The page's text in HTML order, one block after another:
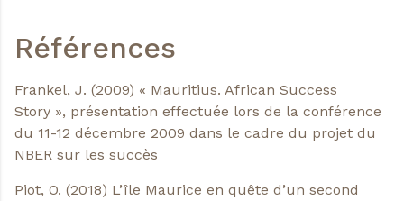
Références
Frankel, J. (2009) « Mauritius. African Success
Story », présentation effectuée lors de la conférence
du 11-12 décembre 2009 dans le cadre du projet du
NBER sur les succès
Piot, O. (2018) L’île Maurice en quête d’un second